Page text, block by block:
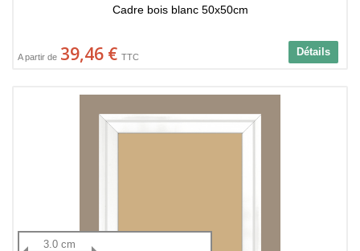
Cadre bois blanc 50x50cm
Détails
A partir de 39,46 € TTC
3.0 cm